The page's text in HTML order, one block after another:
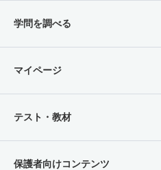
学問を調べる
マイページ
テスト・教材
保護者向けコンテンツ